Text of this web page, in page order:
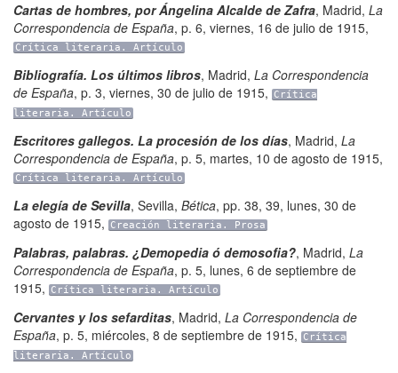
Cartas de hombres, por Ángelina Alcalde de Zafra, Madrid, La
Correspondencia de España, p. 6, viernes, 16 de julio de 1915,
Crítica literaria. Artículo
Bibliografía. Los últimos libros, Madrid, La Correspondencia
de España, p. 3, viernes, 30 de julio de 1915,
Crítica
literaria. Artículo
Escritores gallegos. La procesión de los días, Madrid, La
Correspondencia de España, p. 5, martes, 10 de agosto de 1915,
Crítica literaria. Artículo
La elegía de Sevilla, Sevilla, Bética, pp. 38, 39, lunes, 30 de
agosto de 1915, Creación literaria. Prosa
Palabras, palabras. ¿Demopedia ó demosofia?, Madrid, La
Correspondencia de España, p. 5, lunes, 6 de septiembre de
1915, Crítica literaria. Artículo
Cervantes y los sefarditas, Madrid, La Correspondencia de
España, p. 5, miércoles, 8 de septiembre de 1915,
Crítica
literaria. Artículo